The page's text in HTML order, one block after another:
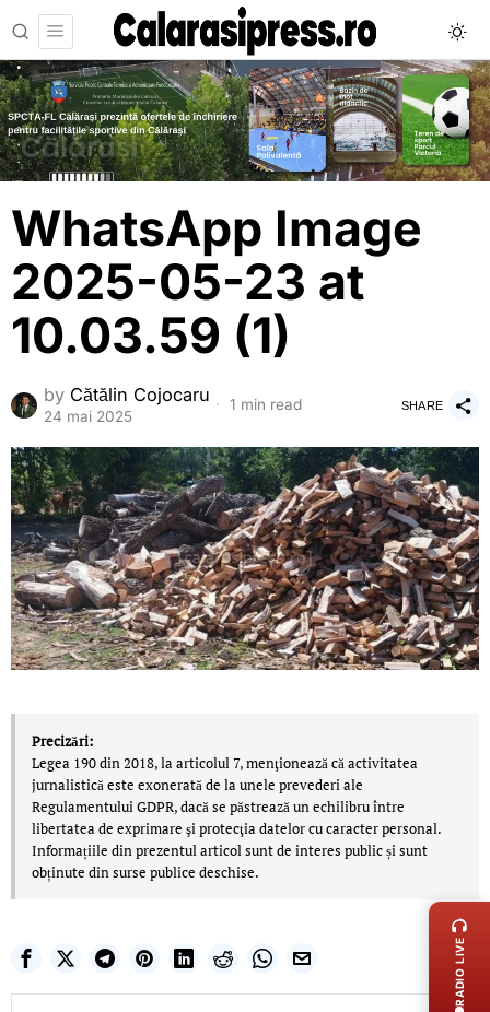
WhatsApp Image
2025-05-23 at
10.03.59 (1)
by Cătălin Cojocaru
24 mai 2025
1 min read SHARE
Precizări:
Legea 190 din 2018, la articolul 7, menţionează că activitatea
jurnalistică este exonerată de la unele prevederi ale
Regulamentului GDPR, dacă se păstrează un echilibru între
libertatea de exprimare şi protecţia datelor cu caracter personal.
Informațiile din prezentul articol sunt de interes public și sunt
obținute din surse publice deschise.
RADIO LIVE